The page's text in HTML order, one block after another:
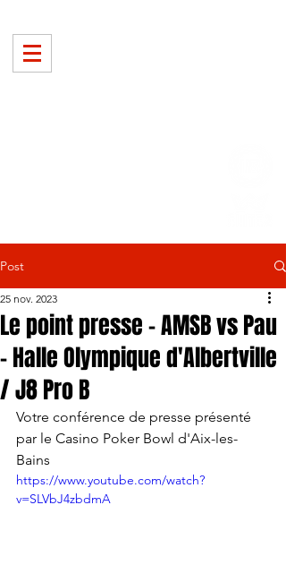
Post
Le point presse - AMSB vs Pau
- Halle Olympique d'Albertville
/ J8 Pro B
25 nov. 2023
Votre conférence de presse présenté
par le Casino Poker Bowl d'Aix-les-
Bains
https://www.youtube.com/watch?
v=SLVbJ4zbdmA